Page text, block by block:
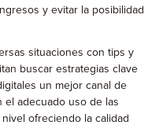
y evitar la posibilidad
situaciones con tips y
buscar estrategias clave
un mejor canal de
el adecuado uso de las
ofreciendo la calidad